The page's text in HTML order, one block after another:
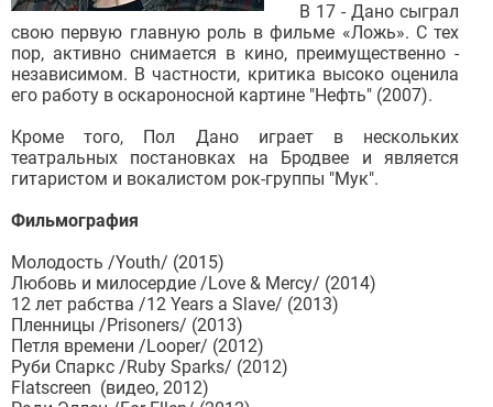
В 17 - Дано сыграл
свою первую главную роль в фильме «Ложь». С тех
пор, активно снимается в кино, преимущественно -
независимом. В частности, критика высоко оценила
его работу в оскароносной картине "Нефть" (2007).
Кроме того, Пол Дано играет в нескольких
театральных постановках на Бродвее и является
гитаристом и вокалистом рок-группы "Мук".
Фильмография
Молодость /Youth/ (2015)
Любовь и милосердие /Love & Mercy/ (2014)
12 лет рабства /12 Years a Slave/ (2013)
Пленницы /Prisoners/ (2013)
Петля времени /Looper/ (2012)
Руби Спаркс /Ruby Sparks/ (2012)
Flatscreen (видео, 2012)